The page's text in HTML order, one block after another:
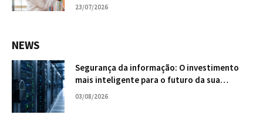
23/07/2026
NEWS
Segurança da informação: O investimento
mais inteligente para o futuro da sua
empresa
03/08/2026